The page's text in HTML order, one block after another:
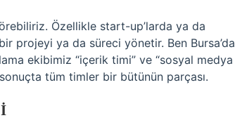
Özellikle start-up’larda ya da
projeyi ya da süreci yönetir. Ben Bursa’da
ekibimiz “içerik timi” ve “sosyal medya
tüm timler bir bütünün parçası.